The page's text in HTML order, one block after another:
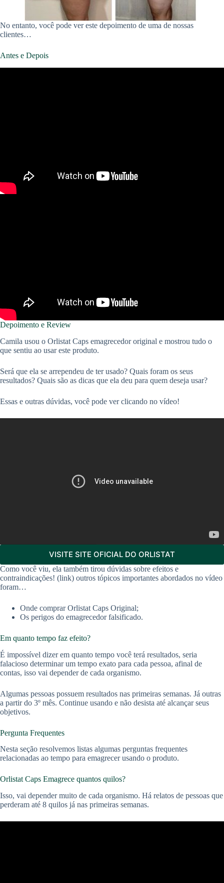
No entanto, você pode ver este depoimento de uma de nossas
clientes…
Antes e Depois
Depoimento e Review
Camila usou o Orlistat Caps emagrecedor original e mostrou tudo o
que sentiu ao usar este produto.
Será que ela se arrependeu de ter usado? Quais foram os seus
resultados? Quais são as dicas que ela deu para quem deseja usar?
Essas e outras dúvidas, você pode ver clicando no vídeo!
VISITE SITE OFICIAL DO ORLISTAT
Como você viu, ela também tirou dúvidas sobre efeitos e
contraindicações! (link) outros tópicos importantes abordados no vídeo
foram…
Onde comprar Orlistat Caps Original;
Os perigos do emagrecedor falsificado.
Em quanto tempo faz efeito?
É impossível dizer em quanto tempo você terá resultados, seria
falacioso determinar um tempo exato para cada pessoa, afinal de
contas, isso vai depender de cada organismo.
Algumas pessoas possuem resultados nas primeiras semanas. Já outras
a partir do 3º mês. Continue usando e não desista até alcançar seus
objetivos.
Pergunta Frequentes
Nesta seção resolvemos listas algumas perguntas frequentes
relacionadas ao tempo para emagrecer usando o produto.
Orlistat Caps Emagrece quantos quilos?
Isso, vai depender muito de cada organismo. Há relatos de pessoas que
perderam até 8 quilos já nas primeiras semanas.